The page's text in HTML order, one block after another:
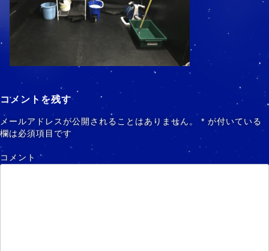
コメントを残す
メールアドレスが公開されることはありません。 * が付いている
欄は必須項目です
コメント